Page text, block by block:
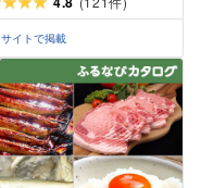
サイトで掲載